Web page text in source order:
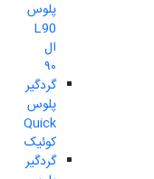
پلوس
L90
ال
۹۰
گردگیر
پلوس
Quick
کوئیک
گردگیر